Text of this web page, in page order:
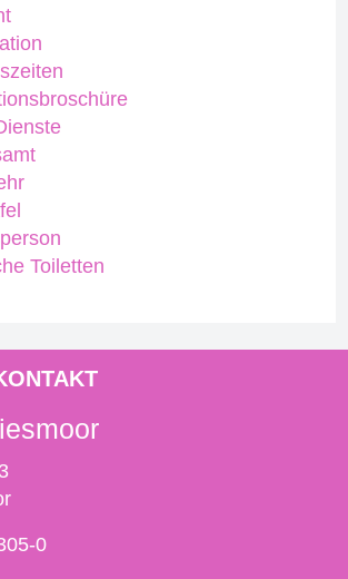
Toiletten
0